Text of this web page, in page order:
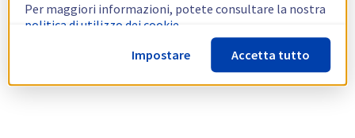
Per maggiori informazioni, potete consultare la nostra
politica di utilizzo dei cookie.
Impostare
Accetta tutto